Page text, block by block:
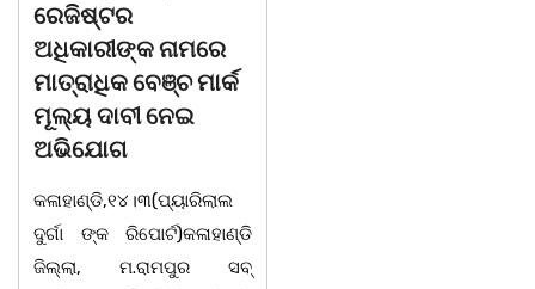
ରେଜିଷ୍ଟର
ଅଧିକାରୀଙ୍କ ନାମରେ
ମାତ୍ରାଧିକ ବେଞ୍ଚ ମାର୍କ
ମୂଲ୍ୟ ଦାବୀ ନେଇ
ଅଭିଯୋଗ
କଳାହାଣ୍ଡି,୧୪।୩(ପ୍ୟାରିଲାଲ
ଦୁର୍ଗା ଙ୍କ ରିପୋର୍ଟ)କଳାହାଣ୍ଡି
ଜିଲ୍ଲା, ମ.ରାମପୁର ସବ୍